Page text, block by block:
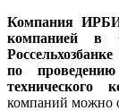
Компания
компанией в
по
технического
компаний можно